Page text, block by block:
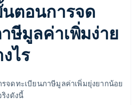
ตอนการจด
ษีมูลค่าเพิ่มง่าย
ไร
จดทะเบียนภาษีมูลค่าเพิ่มยุ่งยากน้อย
งดังนี้